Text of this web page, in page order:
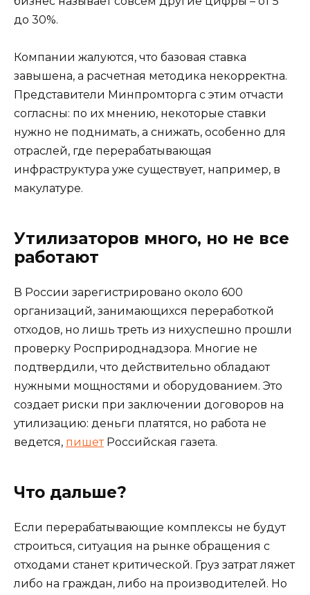
до 30%.
Компании жалуются, что базовая ставка
завышена, а расчетная методика некорректна.
Представители Минпромторга с этим отчасти
согласны: по их мнению, некоторые ставки
нужно не поднимать, а снижать, особенно для
отраслей, где перерабатывающая
инфраструктура уже существует, например, в
макулатуре.
Утилизаторов много, но не все
работают
В России зарегистрировано около 600
организаций, занимающихся переработкой
отходов, но лишь треть из нихуспешно прошли
проверку Росприроднадзора. Многие не
подтвердили, что действительно обладают
нужными мощностями и оборудованием. Это
создает риски при заключении договоров на
утилизацию: деньги платятся, но работа не
ведется, пишетРоссийская газета.
Что дальше?
Если перерабатывающие комплексы не будут
строиться, ситуация на рынке обращения с
отходами станет критической. Груз затрат ляжет
либо на граждан, либо на производителей. Но